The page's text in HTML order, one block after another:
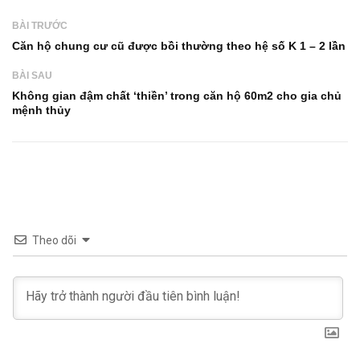
BÀI TRƯỚC
Căn hộ chung cư cũ được bồi thường theo hệ số K 1 – 2 lần
BÀI SAU
Không gian đậm chất ‘thiền’ trong căn hộ 60m2 cho gia chủ
mệnh thủy
Theo dõi